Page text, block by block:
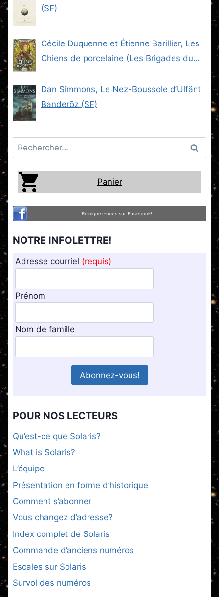
(SF)
Cécile Duquenne et Étienne Barillier, Les
Chiens de porcelaine (Les Brigades du
Dan Simmons, Le Nez-Boussole d’Ulfänt
Banderõz (SF)
Rechercher :
Panier
Rejoignez-nous sur Facebook!
NOTRE INFOLETTRE!
Adresse courriel (requis)
Prénom
Nom de famille
POUR NOS LECTEURS
Qu’est-ce que Solaris?
What is Solaris?
L’équipe
Présentation en forme d’historique
Comment s’abonner
Vous changez d’adresse?
Index complet de Solaris
Commande d’anciens numéros
Escales sur Solaris
Survol des numéros